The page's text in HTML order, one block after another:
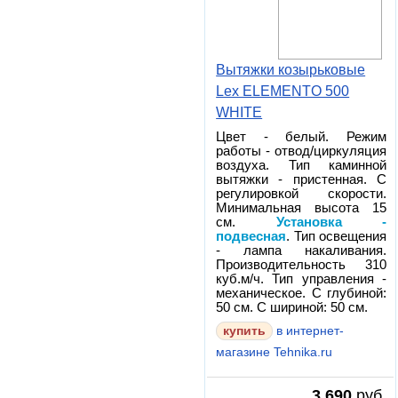
Вытяжки козырьковые
Lex ELEMENTO 500
WHITE
Цвет - белый. Режим
работы - отвод/циркуляция
воздуха. Тип каминной
вытяжки - пристенная. С
регулировкой скорости.
Минимальная высота 15
см. Установка -
подвесная. Тип освещения
- лампа накаливания.
Производительность 310
куб.м/ч. Тип управления -
механическое. С глубиной:
50 см. С шириной: 50 см.
в интернет-
магазине Tehnika.ru